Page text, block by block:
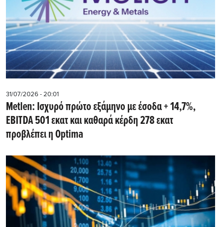
31/07/2026 - 20:01
Metlen: Iσχυρό πρώτο εξάμηνο με έσοδα + 14,7%,
EBITDA 501 εκατ και καθαρά κέρδη 278 εκατ
προβλέπει η Optima